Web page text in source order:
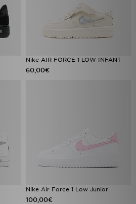
Nike AIR FORCE 1 LOW INFANT
60,00€
Nike Air Force 1 Low Junior
100,00€